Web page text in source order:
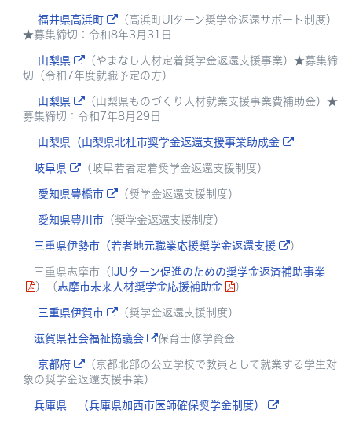
福井県高浜町
（高浜町UIターン奨学金返還サポート制度）
★募集締切：令和8年3月31日
山梨県
（やまなし人材定着奨学金返還支援事業）★募集締
切（令和7年度就職予定の方）
山梨県
（山梨県ものづくり人材就業支援事業費補助金）★
募集締切：令和7年8月29日
山梨県（山梨県北杜市奨学金返還支援事業助成金
岐阜県 （岐阜若者定着奨学金返還支援制度）
愛知県豊橋市 （奨学金返還支援制度）
愛知県豊川市 （奨学金返還支援制度）
三重県伊勢市（若者地元職業応援奨学金返還支援 ）
三重県志摩市（ IJUターン促進のための奨学金返済補助事業
）（ 志摩市未来人材奨学金応援補助金 ）
三重県伊賀市 （奨学金返還支援制度）
滋賀県社会福祉協議会 保育士修学資金
京都府
（京都北部の公立学校で教員として就業する学生対
象の奨学金返還支援事業）
兵庫県 （兵庫県加西市医師確保奨学金制度）